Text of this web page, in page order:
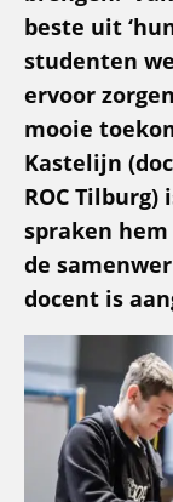
beste uit
studenten
ervoor
mooie
Kastelijn
ROC Tilburg)
spraken
de
docent is